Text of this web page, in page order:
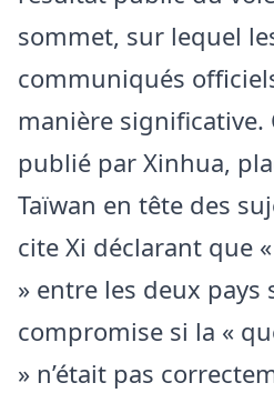
sommet, sur lequel
communiqués
manière significative.
publié par Xinhua,
Taïwan en tête des
cite Xi déclarant que
» entre les deux pays
compromise si la «
» n’était pas